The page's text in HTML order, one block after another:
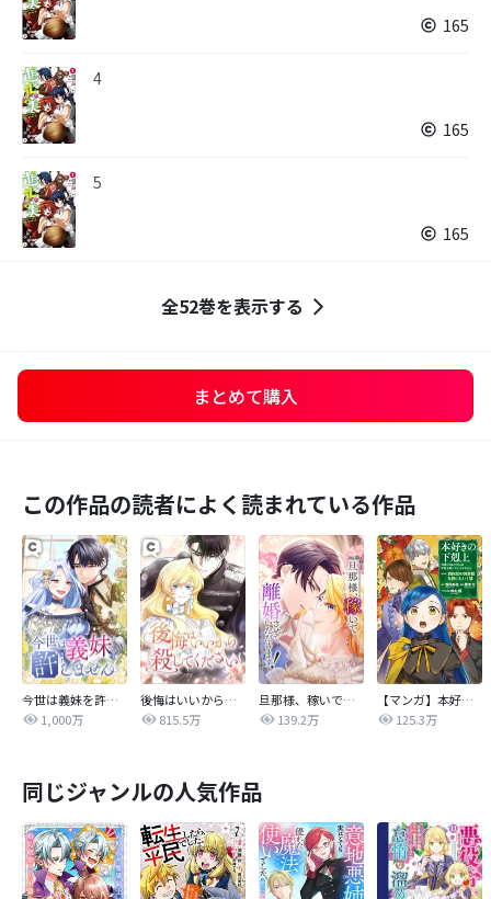
165
4
165
5
165
全52巻を表示する
まとめて購入
この作品の読者によく読まれている作品
今世は義妹を許しません
1,000万
後悔はいいから殺してください
815.5万
旦那様、稼いで離婚させていただきます！
139.2万
【マンガ】本好きの下剋上 第四部
125.3万
同じジャンルの人気作品